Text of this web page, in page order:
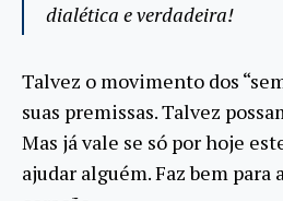
dialética e verdadeira!
Talvez o movimento dos
suas premissas. Talvez
Mas já vale se só por hoje
ajudar alguém. Faz bem para